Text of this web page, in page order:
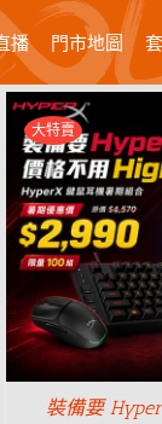
播 門市地圖
大特賣
裝備要